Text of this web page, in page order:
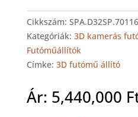
Cikkszám:
Kategóriák: 3D kamerás
Futóműállítók
Címke: 3D futómű állító
Ár: 5,440,000